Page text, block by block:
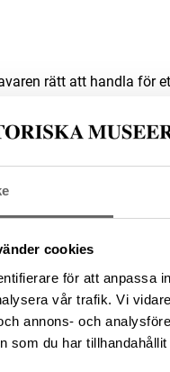
cookies
för att anpassa
vår trafik. Vi
annons- och
som du har
rätt att handla för
79d8-4fb6-
enligt licensen CC0.